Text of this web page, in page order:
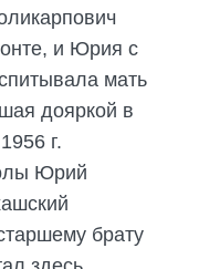
и Юрия с
мать
дояркой в
г.
Юрий
брату